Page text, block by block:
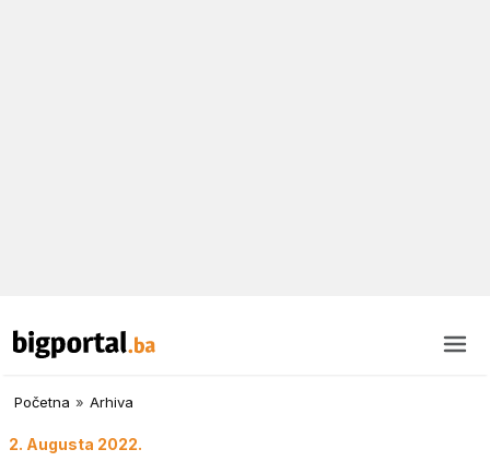
Početna » Arhiva
2. Augusta 2022.